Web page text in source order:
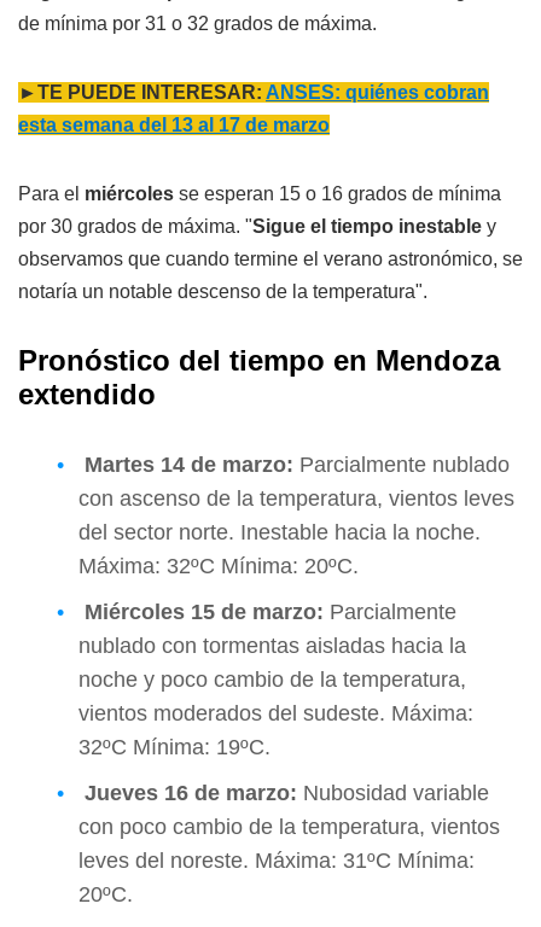
de mínima por 31 o 32 grados de máxima.
►TE PUEDE INTERESAR: ANSES: quiénes cobran
esta semana del 13 al 17 de marzo
Para el miércoles se esperan 15 o 16 grados de mínima
por 30 grados de máxima. "Sigue el tiempo inestable y
observamos que cuando termine el verano astronómico, se
notaría un notable descenso de la temperatura".
Pronóstico del tiempo en Mendoza
extendido
Martes 14 de marzo: Parcialmente nublado
con ascenso de la temperatura, vientos leves
del sector norte. Inestable hacia la noche.
Máxima: 32ºC Mínima: 20ºC.
Miércoles 15 de marzo: Parcialmente
nublado con tormentas aisladas hacia la
noche y poco cambio de la temperatura,
vientos moderados del sudeste. Máxima:
32ºC Mínima: 19ºC.
Jueves 16 de marzo: Nubosidad variable
con poco cambio de la temperatura, vientos
leves del noreste. Máxima: 31ºC Mínima:
20ºC.